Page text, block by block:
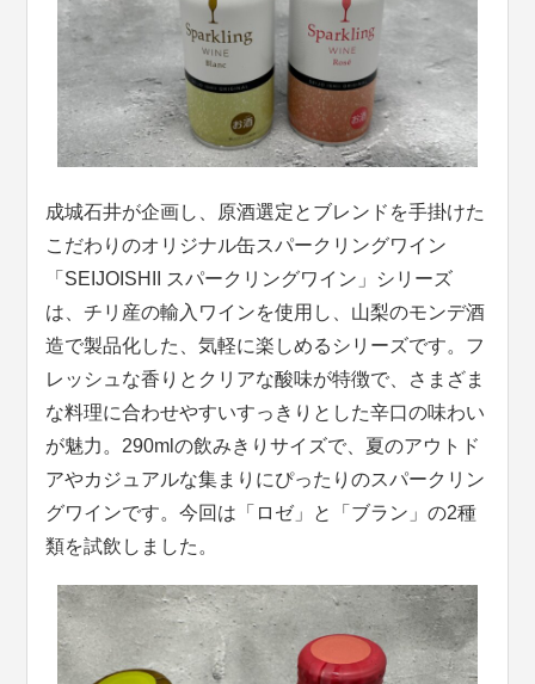
成城石井が企画し、原酒選定とブレンドを手掛けた
こだわりのオリジナル缶スパークリングワイン
「SEIJOISHII スパークリングワイン」シリーズ
は、チリ産の輸入ワインを使用し、山梨のモンデ酒
造で製品化した、気軽に楽しめるシリーズです。フ
レッシュな香りとクリアな酸味が特徴で、さまざま
な料理に合わせやすいすっきりとした辛口の味わい
が魅力。290mlの飲みきりサイズで、夏のアウトド
アやカジュアルな集まりにぴったりのスパークリン
グワインです。今回は「ロゼ」と「ブラン」の2種
類を試飲しました。